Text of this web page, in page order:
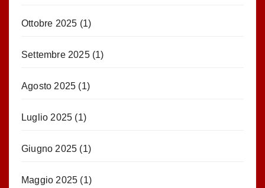
Ottobre 2025 (1)
Settembre 2025(1)
Agosto 2025 (1)
Luglio 2025 (1)
Giugno 2025 (1)
Maggio 2025 (1)